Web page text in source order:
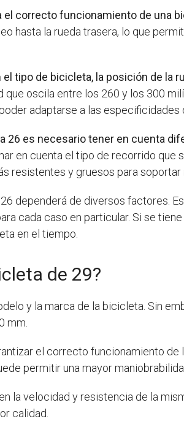
correcto funcionamiento de una
hasta la rueda trasera, lo que
tipo de bicicleta, la posición de la
oscila entre los 260 y los 300
adaptarse a las especificidades
26 es necesario tener en cuenta
en cuenta el tipo de recorrido que
resistentes y gruesos para soportar
dependerá de diversos factores.
cada caso en particular. Si se
en el tiempo.
de 29?
y la marca de la bicicleta. Sin
mm.
el correcto funcionamiento de
permitir una mayor
la velocidad y resistencia de la
calidad.